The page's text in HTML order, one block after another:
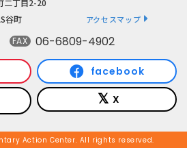
二丁目2-20
谷町
アクセスマップ
FAX 06-6809-4902
facebook
X
Action Center. All rights reserved.